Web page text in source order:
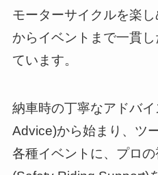
モーターサイクルを楽
からイベントまで一貫
ています。
納車時の丁寧なアドバ
Advice)から始まり、ツ
各種イベントに、プロ